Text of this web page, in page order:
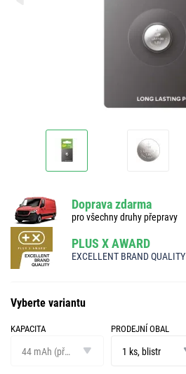
Doprava zdarma
pro všechny druhy přepravy
PLUS X AWARD
EXCELLENT BRAND QUALITY
Vyberte variantu
KAPACITA
44 mAh (při zátěži 3,9 kOhm)
PRODEJNÍ OBAL
obal1 ks, blistr